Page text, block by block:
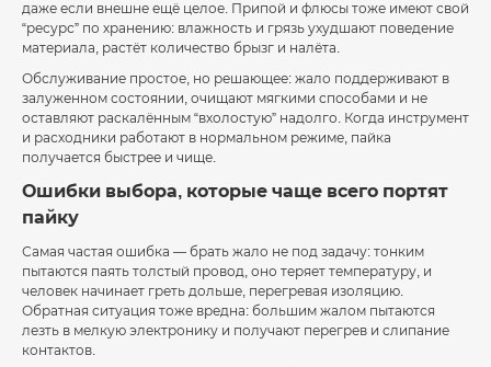
даже если внешне ещё целое. Припой и флюсы тоже имеют свой
“ресурс” по хранению: влажность и грязь ухудшают поведение
материала, растёт количество брызг и налёта.
Обслуживание простое, но решающее: жало поддерживают в
залуженном состоянии, очищают мягкими способами и не
оставляют раскалённым “вхолостую” надолго. Когда инструмент
и расходники работают в нормальном режиме, пайка
получается быстрее и чище.
Ошибки выбора, которые чаще всего портят
пайку
Самая частая ошибка — брать жало не под задачу: тонким
пытаются паять толстый провод, оно теряет температуру, и
человек начинает греть дольше, перегревая изоляцию.
Обратная ситуация тоже вредна: большим жалом пытаются
лезть в мелкую электронику и получают перегрев и слипание
контактов.